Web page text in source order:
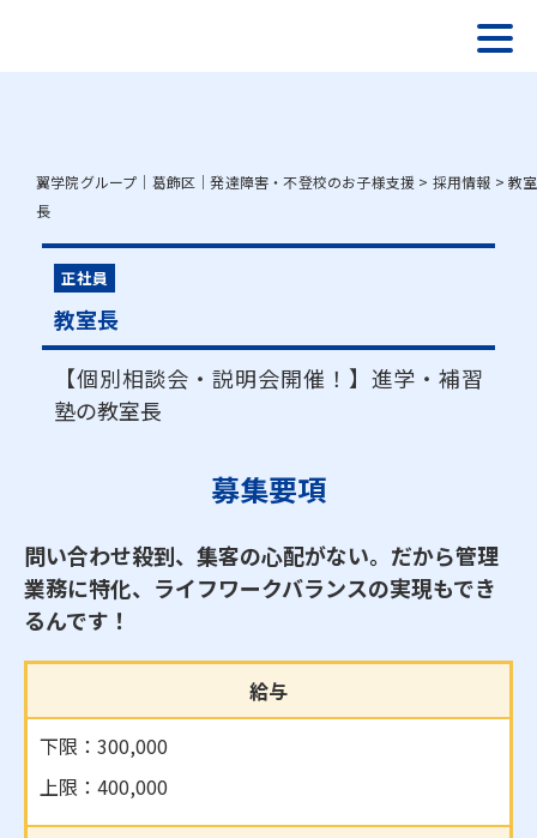
翼学院グループ｜葛飾区｜発達障害・不登校のお子様支援 > 採用情報 > 教室
長
正社員
教室長
【個別相談会・説明会開催！】進学・補習
塾の教室長
募集要項
問い合わせ殺到、集客の心配がない。だから管理
業務に特化、ライフワークバランスの実現もでき
るんです！
給与
下限：300,000
上限：400,000